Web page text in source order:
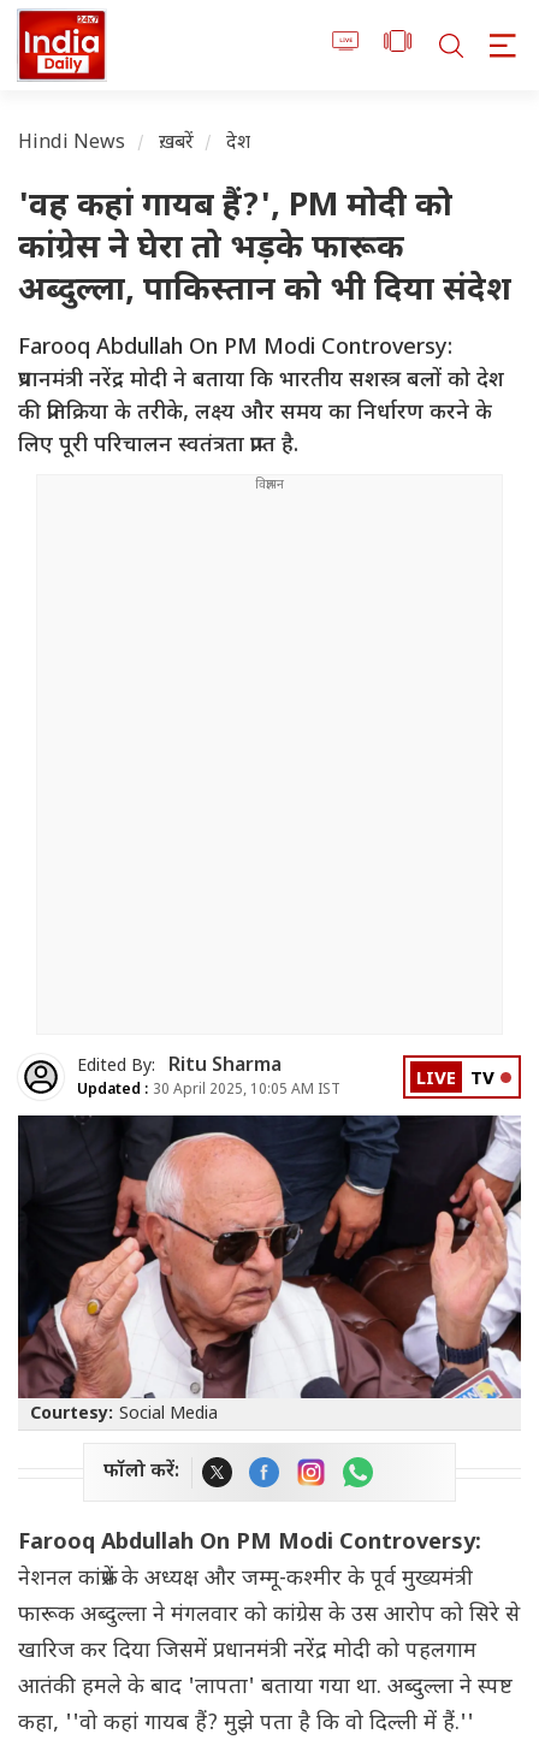
Hindi News ख़बरें देश
'वह कहां गायब हैं?', PM मोदी को
कांग्रेस ने घेरा तो भड़के फारूक
अब्दुल्ला, पाकिस्तान को भी दिया संदेश
Farooq Abdullah On PM Modi Controversy:
प्रधानमंत्री नरेंद्र मोदी ने बताया कि भारतीय सशस्त्र बलों को देश
की प्रतिक्रिया के तरीके, लक्ष्य और समय का निर्धारण करने के
लिए पूरी परिचालन स्वतंत्रता प्राप्त है.
Edited By: Ritu Sharma
Updated : 30 April 2025, 10:05 AM IST LIVE TV
Courtesy: Social Media
फॉलो करें:
Farooq Abdullah On PM Modi Controversy:
नेशनल कांफ्रेंस के अध्यक्ष और जम्मू-कश्मीर के पूर्व मुख्यमंत्री
फारूक अब्दुल्ला ने मंगलवार को कांग्रेस के उस आरोप को सिरे से
खारिज कर दिया जिसमें प्रधानमंत्री नरेंद्र मोदी को पहलगाम
आतंकी हमले के बाद 'लापता' बताया गया था. अब्दुल्ला ने स्पष्ट
कहा, ''वो कहां गायब हैं? मुझे पता है कि वो दिल्ली में हैं.''